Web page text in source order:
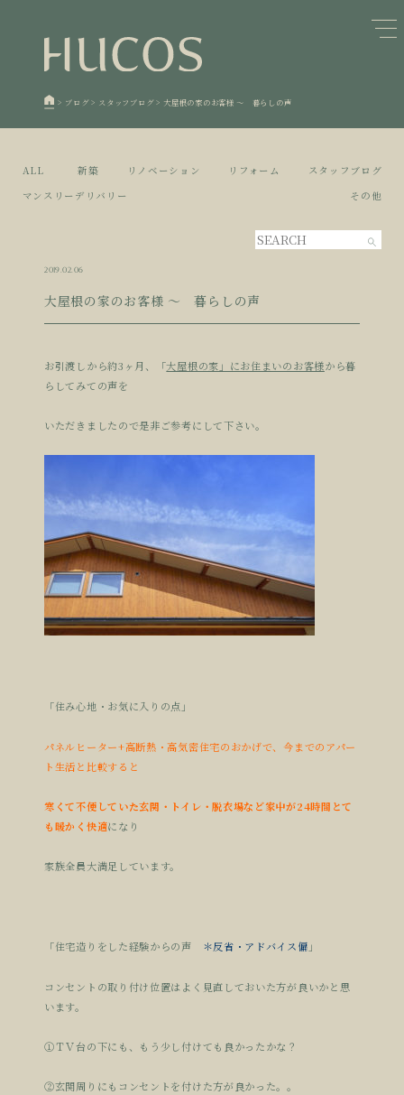
日本森林と循環
欧州住宅の文化と日本の現在地
廃棄物について知る
5 空き家とリノベーション
1 蓄熱するパッシブデザイン
2 自然素材の温もりと快適性を実現
活かすリノベーション
> ブログ> スタッフブログ> 大屋根の家のお客様 ～ 暮らしの声
ALL 新築 リノベーション リフォーム
スタッフブログ
マンスリーデリバリー
その他
2019.02.06
大屋根の家のお客様 ～ 暮らしの声
お引渡しから約3ヶ月、「大屋根の家」にお住まいのお客様から暮
らしてみての声を
いただきましたので是非ご参考にして下さい。
「住み心地・お気に入りの点」
パネルヒーター+高断熱・高気密住宅のおかげで、今までのアパー
ト生活と比較すると
寒くて不便していた玄関・トイレ・脱衣場など家中が24時間とて
も暖かく快適になり
家族全員大満足しています。
「住宅造りをした経験からの声 ＊反省・アドバイス偏 」
コンセントの取り付け位置はよく見直しておいた方が良いかと思
います。
①ＴＶ台の下にも、もう少し付けても良かったかな？
②玄関周りにもコンセントを付けた方が良かった。。